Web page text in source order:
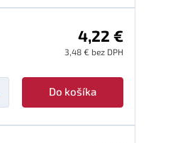
4,22 €
3,48 € bez DPH
Do košíka